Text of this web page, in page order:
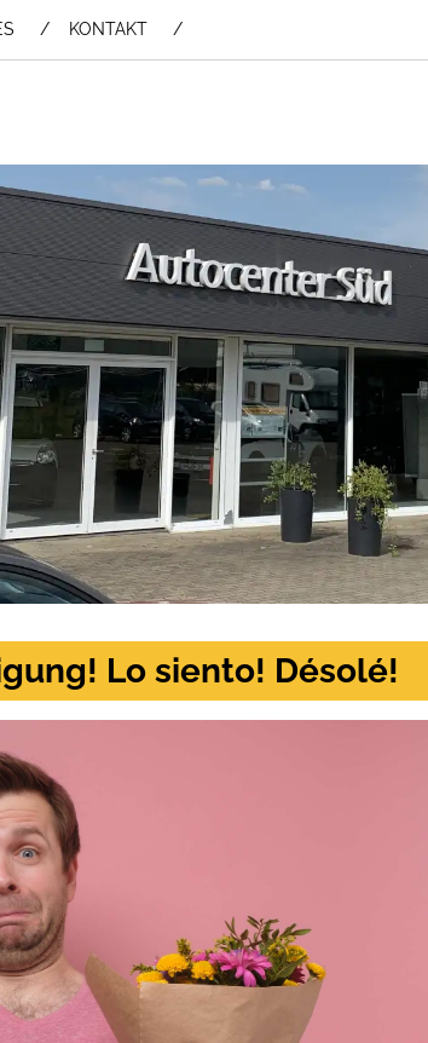
KONTAKT
Lo siento! Désolé!